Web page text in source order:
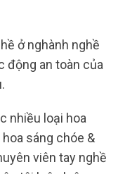
ở nghành nghề
động an toàn của
nhiều loại hoa
sáng chóe &
viên tay nghề